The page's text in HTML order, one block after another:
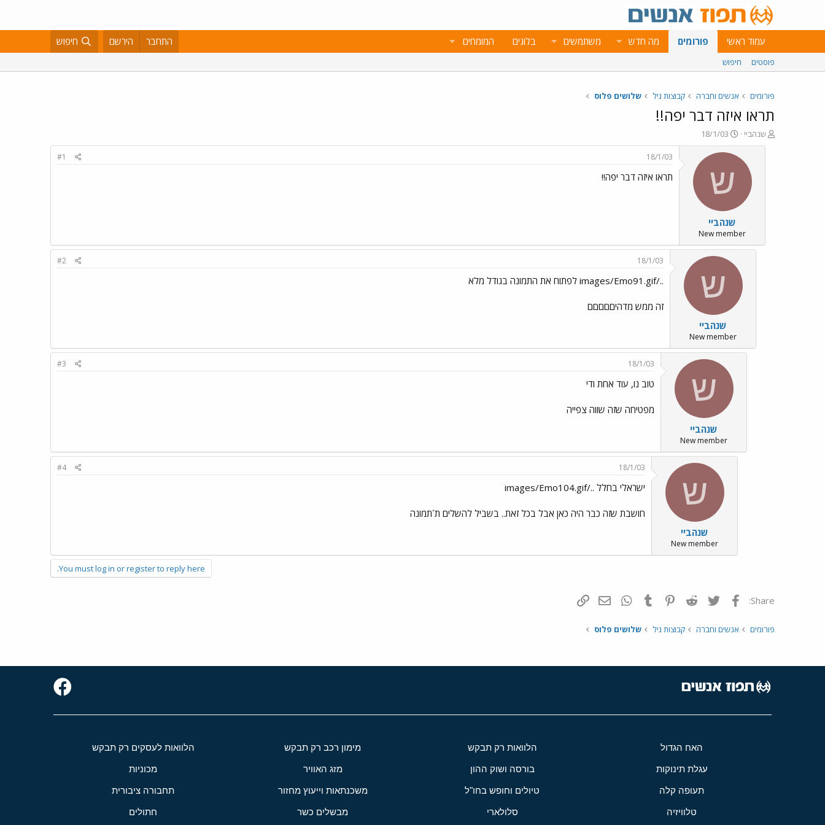
עמוד ראשי פורומים מה חדש משתמשים בלוגים המומחים התחבר הירשם חיפוש
פוסטים חיפוש
פורומים אנשים וחברה קבוצות גיל שלושים פלוס
תראו איזה דבר יפה!!
פ
ו
שנהביי
פ
ו
ר
ב
א
ר
י
ך
18/1/03
ש
שנהביי
New member
18/1/03
#1
תראו איזה דבר יפה!!
ש
שנהביי
New member
18/1/03
#2
../images/Emo91.gif לפתוח את התמונה בגודל מלא
זה ממש מדהיםםםםם
ש
שנהביי
New member
18/1/03
#3
טוב נו, עוד אחת ודי
מפטיחה שזה שווה צפייה
ש
שנהביי
New member
18/1/03
#4
ישראלי בחלל ../images/Emo104.gif
חושבת שזה כבר היה כאן אבל בכל זאת.. בשביל להשלים ת´תמונה
You must log in or register to reply here.
Share: פייסבוק Twitter
Reddit
Pinterest
Tumblr
WhatsAppדואר אלקטרוני
פורומים אנשים וחברה קבוצות גיל שלושים פלוס
האח הגדול הלוואות רק תבקש מימון רכב רק תבקש הלוואות לעסקים רק תבקש
עגלת תינוקות בורסה ושוק ההון מזג האוויר מכוניות
תעופה קלה טיולים וחופש בחו"ל משכנתאות וייעוץ מחזור תחבורה ציבורית
טלוויזיה סלולארי מבשלים כשר חתולים